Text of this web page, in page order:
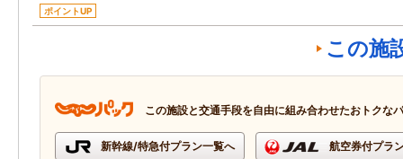
ポイントUP
この施
この施設と交通手段を自由に組み合わせたおトクな
新幹線/特急付プラン一覧へ 航空券付プラ